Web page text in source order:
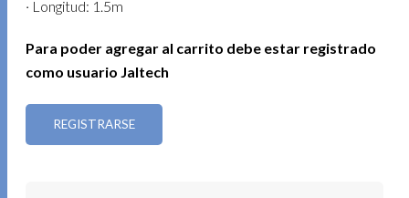
· Longitud: 1.5m
Para poder agregar al carrito debe estar registrado
como usuario Jaltech
REGISTRARSE